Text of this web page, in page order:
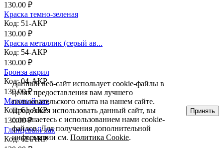
130.00 ₽
Краска темно-зеленая
Код: 51-АКР
130.00 ₽
Краска металлик (серый ав...
Код: 54-АКР
130.00 ₽
Бронза акрил
Код: 04-АКР
130.00 ₽
Матовый лак
Код: 61-АКР
130.00 ₽
Глянцевый лак
Код: 62-АКР
Данный веб-сайт использует cookie-файлы в
целях предоставления вам лучшего
пользовательского опыта на нашем сайте.
Продолжая использовать данный сайт, вы
соглашаетесь с использованием нами cookie-
файлов. Для получения дополнительной
информации см.Политика Cookie.
Принять